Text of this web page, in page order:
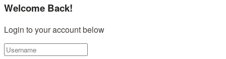
Welcome Back!
Login to your account below